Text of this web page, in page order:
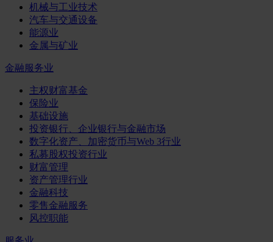
机械与工业技术
汽车与交通设备
能源业
金属与矿业
金融服务业
主权财富基金
保险业
基础设施
投资银行、企业银行与金融市场
数字化资产、加密货币与Web 3行业
私募股权投资行业
财富管理
资产管理行业
金融科技
零售金融服务
风控职能